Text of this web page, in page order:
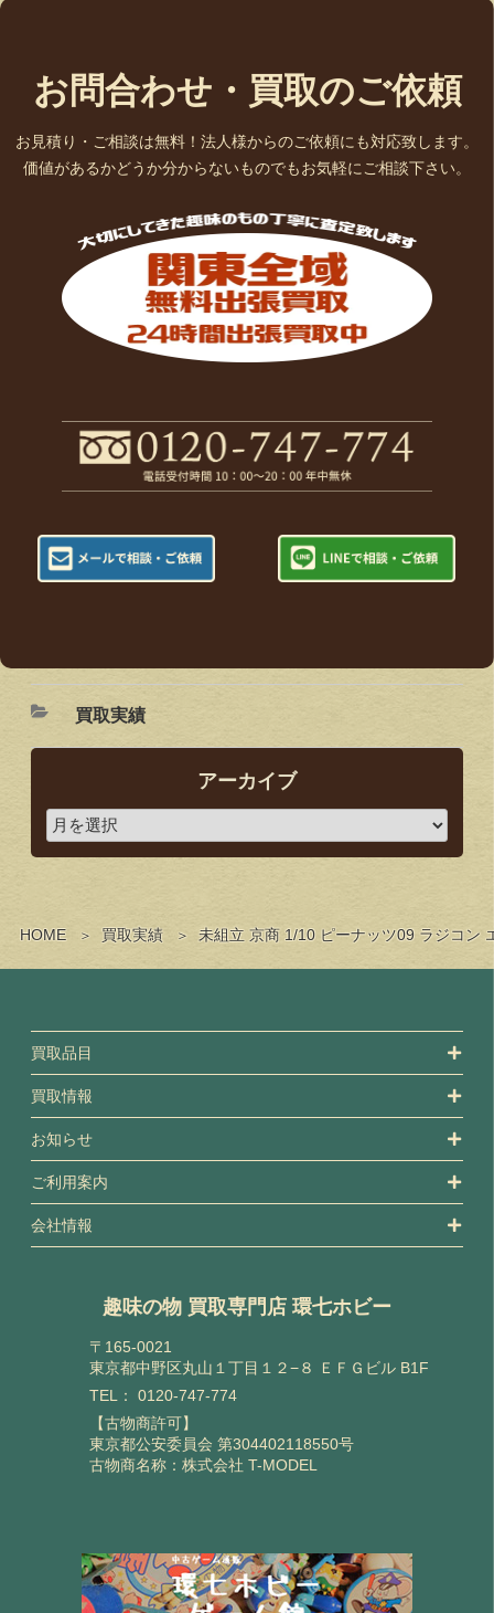
HOME 買取実績 未組立 京商 1/10 ピーナッツ09 ラジコン
お問合わせ・買取のご依頼
お見積り・ご相談は無料！法人様からのご依頼にも対応致します。
価値があるかどうか分からないものでもお気軽にご相談下さい。
買取実績
アーカイブ
買取品目
買取情報
お知らせ
ご利用案内
会社情報
趣味の物 買取専門店 環七ホビー
〒165-0021
東京都中野区丸山１丁目１２−８ ＥＦＧビル B1F
TEL： 0120-747-774
【古物商許可】
東京都公安委員会 第304402118550号
古物商名称：株式会社 T-MODEL